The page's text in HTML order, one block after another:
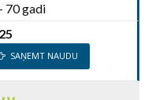
70 gadi
SAŅEMT NAUDU